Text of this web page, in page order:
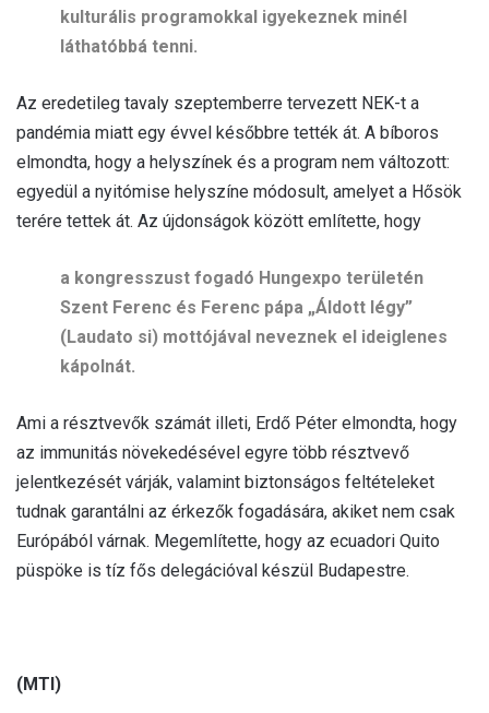
kulturális programokkal igyekeznek minél
láthatóbbá tenni.
Az eredetileg tavaly szeptemberre tervezett NEK-t a
pandémia miatt egy évvel későbbre tették át. A bíboros
elmondta, hogy a helyszínek és a program nem változott:
egyedül a nyitómise helyszíne módosult, amelyet a Hősök
terére tettek át. Az újdonságok között említette, hogy
a kongresszust fogadó Hungexpo területén
Szent Ferenc és Ferenc pápa „Áldott légy”
(Laudato si) mottójával neveznek el ideiglenes
kápolnát.
Ami a résztvevők számát illeti, Erdő Péter elmondta, hogy
az immunitás növekedésével egyre több résztvevő
jelentkezését várják, valamint biztonságos feltételeket
tudnak garantálni az érkezők fogadására, akiket nem csak
Európából várnak. Megemlítette, hogy az ecuadori Quito
püspöke is tíz fős delegációval készül Budapestre.
(MTI)